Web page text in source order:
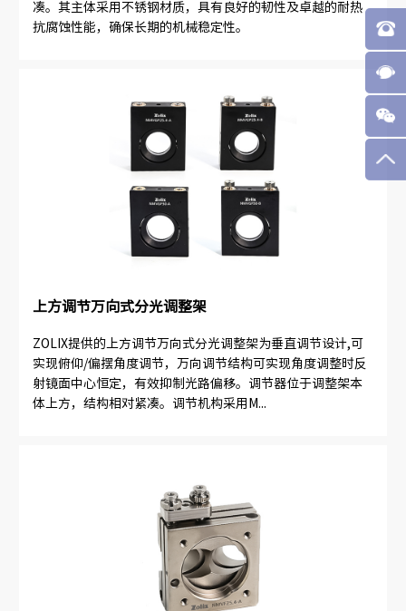
凑。其主体采用不锈钢材质，具有良好的韧性及卓越的耐热
抗腐蚀性能，确保长期的机械稳定性。
上方调节万向式分光调整架
ZOLIX提供的上方调节万向式分光调整架为垂直调节设计,可
实现俯仰/偏摆角度调节，万向调节结构可实现角度调整时反
射镜面中心恒定，有效抑制光路偏移。调节器位于调整架本
体上方，结构相对紧凑。调节机构采用M...